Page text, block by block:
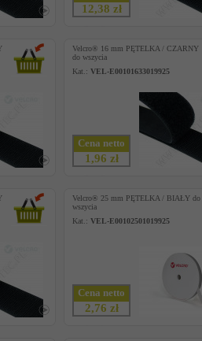
12,38 zł
Velcro® 16 mm PĘTELKA / CZARNY
do wszycia
Kat.: VEL-E00101633019925
Cena netto
1,96 zł
Velcro® 25 mm PĘTELKA / BIAŁY do
wszycia
Kat.: VEL-E00102501019925
Cena netto
2,76 zł